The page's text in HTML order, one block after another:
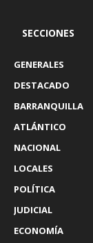
SECCIONES
GENERALES
DESTACADO
BARRANQUILLA
ATLÁNTICO
NACIONAL
LOCALES
POLÍTICA
JUDICIAL
ECONOMÍA